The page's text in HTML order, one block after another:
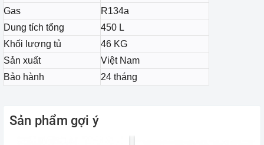
Gas
R134a
Dung tích tổng
450 L
Khối lượng tủ
46 KG
Sản xuất
Việt Nam
Bảo hành
24 tháng
Sản phẩm gợi ý